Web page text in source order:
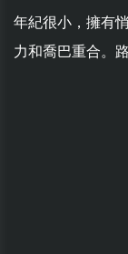
年紀很小，擁有
力和喬巴重合。